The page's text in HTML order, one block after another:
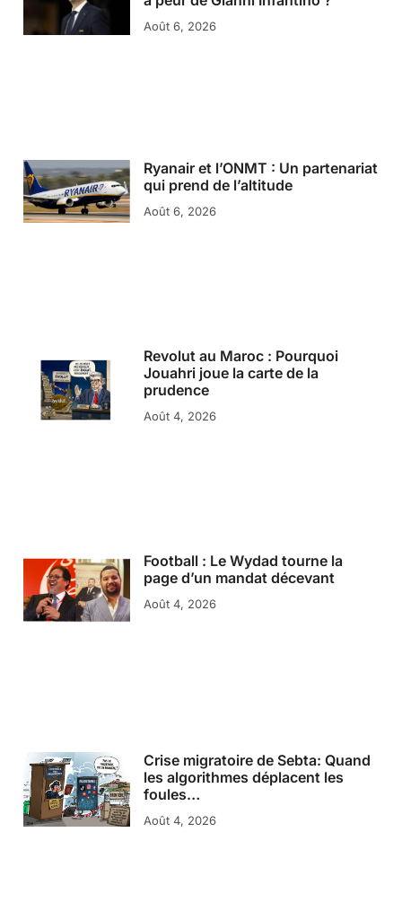
Août 6, 2026
Ryanair et l’ONMT : Un partenariat
qui prend de l’altitude
Août 6, 2026
Revolut au Maroc : Pourquoi
Jouahri joue la carte de la
prudence
Août 4, 2026
Football : Le Wydad tourne la
page d’un mandat décevant
Août 4, 2026
Crise migratoire de Sebta: Quand
les algorithmes déplacent les
foules…
Août 4, 2026